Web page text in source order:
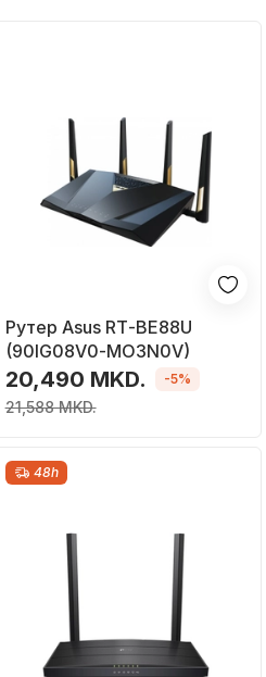
Рутер Asus RT‑BE88U
(90IG08V0‑MO3N0V)
20,490 MKD.
21,588 MKD.
-5%
48h